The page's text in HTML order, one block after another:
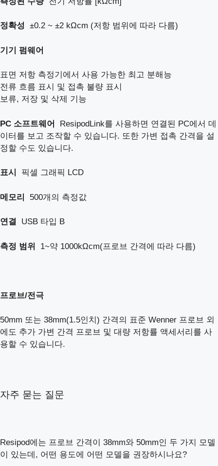
정확성 ±0.2 ~ ±2 kΩcm (저항 범위에 따라 다름)
기기 펌웨어
표면 저항 측정기에서 사용 가능한 최고 분해능
전류 흐름 표시 및 접촉 불량 표시
보류, 저장 및 삭제 기능
PC 소프트웨어 ResipodLink를 사용하면 연결된 PC에서 데
이터를 보고 조작할 수 있습니다. 또한 가변 접촉 간격을 설
정할 수도 있습니다.
표시 픽셀 그래픽 LCD
메모리 500개의 측정값
연결 USB 타입 B
측정 범위 1~약 1000kΩcm(프로브 간격에 따라 다름)
프로브/전극
50mm 또는 38mm(1.5인치) 간격의 표준 Wenner 프로브 외
에도 추가 가변 간격 프로브 및 대량 저항률 액세서리를 사
용할 수 있습니다.
자주 묻는 질문
Resipod에는 프로브 간격이 38mm와 50mm인 두 가지 모델
이 있는데, 어떤 용도에 어떤 모델을 권장하시나요?